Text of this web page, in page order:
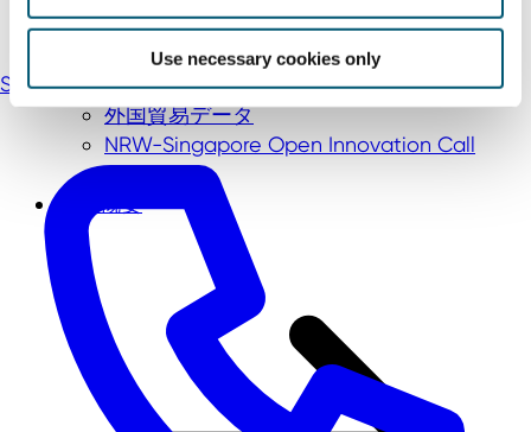
Use necessary cookies only
国際見本市
企業向け視察ツアー
外国貿易データ
NRW-Singapore Open Innovation Call
会社概要
Send an email